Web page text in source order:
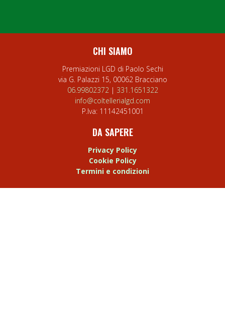
CHI SIAMO
Premiazioni LGD di Paolo Sechi
via G. Palazzi 15, 00062 Bracciano
06.99802372 | 331.1651322
info@coltellerialgd.com
P.Iva: 11142451001
DA SAPERE
Privacy Policy
Cookie Policy
Termini e condizioni